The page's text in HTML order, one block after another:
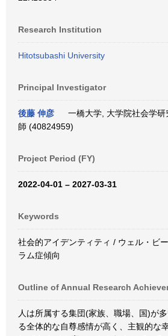
Research Institution
Hitotsubashi University
Principal Investigator
後藤 伸彦
一橋大学, 大学院社会学研
師 (40824959)
Project Period (FY)
2022-04-01 – 2027-03-31
Keywords
社会的アイデンティティ / ウェル・ビ
ラム症傾向
Outline of Annual Research
人は所属する集団(家族、職場、国)が
る全体的な自尊感情が高く、主観的な